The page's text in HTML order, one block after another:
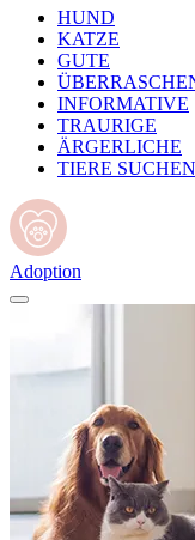
HUND
KATZE
GUTE
INFORMATIVE
TRAURIGE
ÄRGERLICHE
TIERE
Adoption